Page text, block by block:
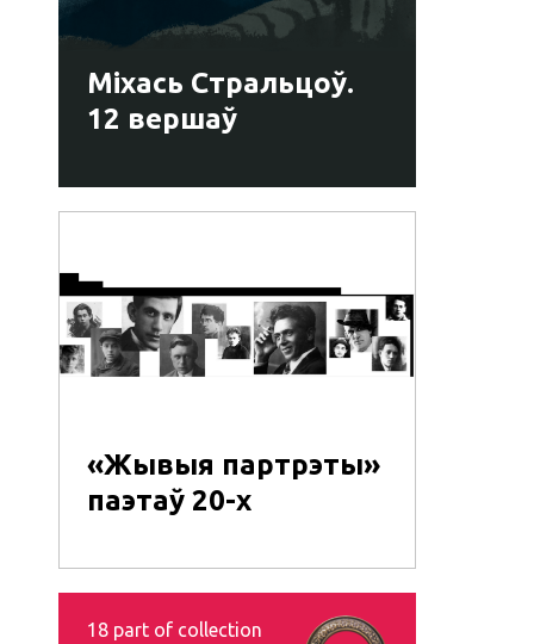
Міхась Стральцоў.
12 вершаў
«Жывыя партрэты»
паэтаў 20-х
18 part of collection